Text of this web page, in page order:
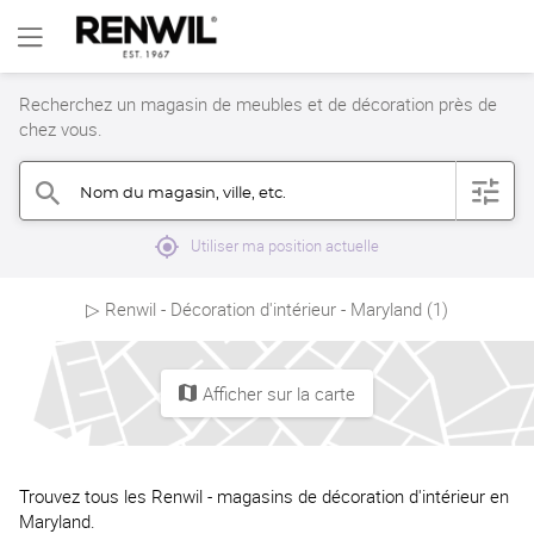
Recherchez un magasin de meubles et de décoration près de
chez vous.
search Nom du magasin, ville, etc. filter
mylocation Utiliser ma position actuelle
▷ Renwil - Décoration d'intérieur - Maryland (1)
map Afficher sur la carte
Trouvez tous les Renwil - magasins de décoration d'intérieur en
Maryland.